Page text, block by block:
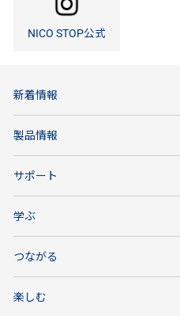
NICO STOP公式
新着情報
製品情報
サポート
学ぶ
つながる
楽しむ